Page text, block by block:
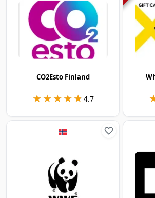
CO2Esto Finland
★★★★★
★★★★★ 4.7